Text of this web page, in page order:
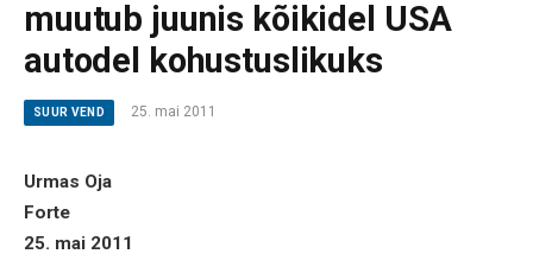
muutub juunis kõikidel USA
autodel kohustuslikuks
SUUR VEND 25. mai 2011
Urmas Oja
Forte
25. mai 2011